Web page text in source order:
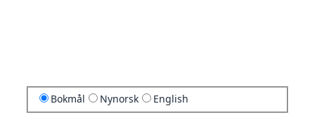
Bokmål Nynorsk English